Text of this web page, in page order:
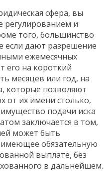
сфера, вы
регулированием и
того, большинство
если дают разрешение
ежемесячных
его на короткий
месяцев или год, на
которые позволяют
от их имени столько,
подачи иска
заключается в том,
может быть
обязательную
выплате, без
в дальнейшем.